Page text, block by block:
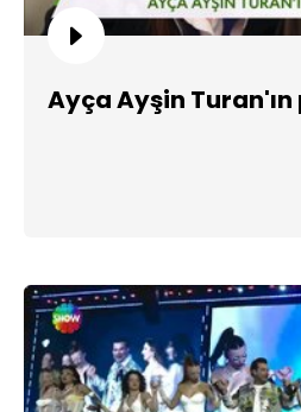
Ayça Ayşin